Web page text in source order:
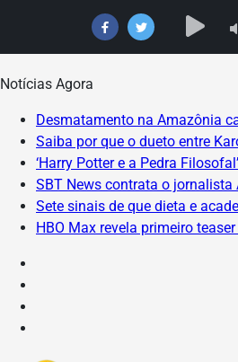
Skip
content
Notícias Agora
Desmatamento na Amazônia
Saiba por que o dueto entre
‘Harry Potter e a Pedra
SBT News contrata o jornalista
Sete sinais de que dieta e
HBO Max revela primeiro